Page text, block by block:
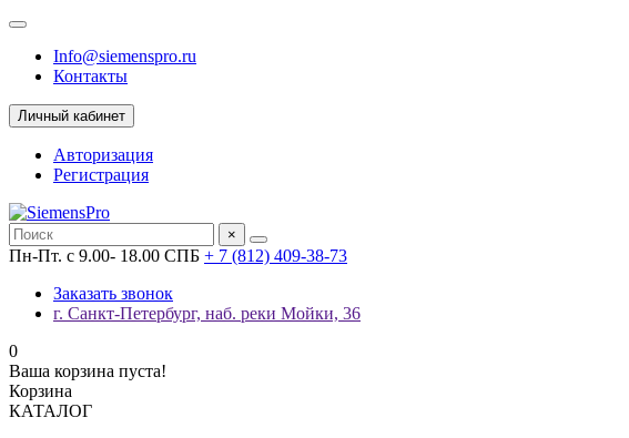
Info@siemenspro.ru
Контакты
Личный кабинет
Авторизация
Регистрация
×
Пн-Пт. с 9.00- 18.00 СПБ + 7 (812) 409-38-73
Заказать звонок
г. Санкт-Петербург, наб. реки Мойки, 36
0
Ваша корзина пуста!
Корзина
КАТАЛОГ